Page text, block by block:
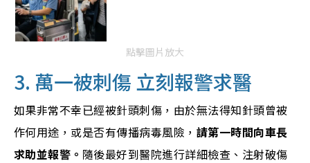
點擊圖片放大
3. 萬一被刺傷 立刻報警求醫
如果非常不幸已經被針頭刺傷，由於無法得知針頭曾被
作何用途，或是否有傳播病毒風險， 請第一時間向車長
求助並報警。 隨後最好到醫院進行詳細檢查、注射破傷